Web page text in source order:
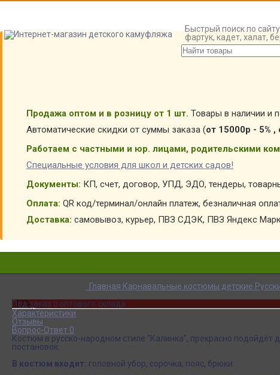
Быстрый поиск по
фартук, кадет, халат,
Продажа оптом и в розницу от 1 шт. Товары в наличии и
Автоматические скидки от суммы заказа (от 15000р - 5% ,
Работаем с частными и юр. лицами, родительскими
Специальные условия для школ и детских садов!
Документы: КП, счет, договор, УПД, ЭДО, тендеры,
Оплата: QR код/терминал/онлайн платеж, безналичная
Доставка: самовывоз, курьер, ПВЗ СДЭК, ПВЗ Яндекс
Главная Карнавальные костюмы детские
-17%
Под заказ с оптового склада
Обзор
Характеристики
Отзывы
Вопрос-Ответ 0
Костюм в русско-народном стиле "Калинка", прекрасно подойдёт
постановок.
В костюм входит: головной убор, сорочка, пояс, брюки.